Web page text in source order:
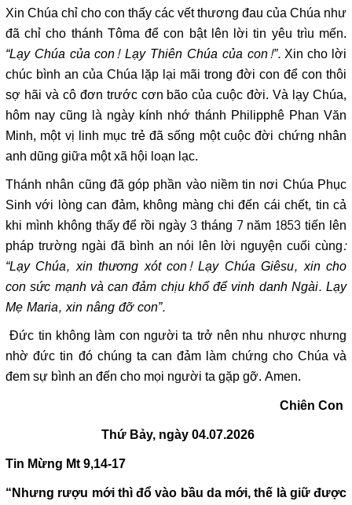
Xin Chúa chỉ cho con thấy các vết thương đau của Chúa như
đã chỉ cho thánh Tôma để con bật lên lời tin yêu trìu mến.
“Lạy Chúa của con! Lạy Thiên Chúa của con!”.Xin cho lời
chúc bình an của Chúa lặp lại mãi trong đời con để con thôi
sợ hãi và cô đơn trước cơn bão của cuộc đời. Và lạy Chúa,
hôm nay cũng là ngày kính nhớ thánh Philipphê Phan Văn
Minh, một vị linh mục trẻ đã sống một cuộc đời chứng nhân
anh dũng giữa một xã hội loạn lạc.
Thánh nhân cũng đã góp phần vào niềm tin nơi Chúa Phục
Sinh với lòng can đảm, không màng chi đến cái chết, tin cả
khi mình không thấy để rồi ngày 3 tháng 7 năm 1853 tiến lên
pháp trường ngài đã bình an nói lên lời nguyện cuối cùng:
“Lạy Chúa, xin thương xót con! Lạy Chúa Giêsu, xin cho
con sức mạnh và can đảm chịu khổ để vinh danh Ngài. Lạy
Mẹ Maria, xin nâng đỡ con”.
Đức tin không làm con người ta trở nên nhu nhược nhưng
nhờ đức tin đó chúng ta can đảm làm chứng cho Chúa và
đem sự bình an đến cho mọi người ta gặp gỡ. Amen.
Chiên Con
Thứ Bảy, ngày 04.07.2026
Tin Mừng Mt 9,14-17
“Nhưng rượu mới thì đổ vào bầu da mới, thế là giữ được